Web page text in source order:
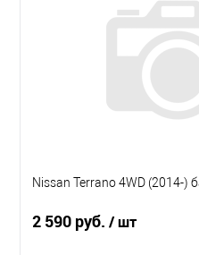
Nissan Terrano 4WD (2014-)
2 590 руб. / шт